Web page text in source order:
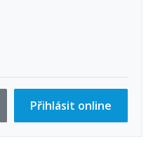
Přihlásit online